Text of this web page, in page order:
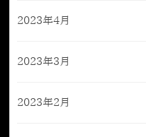
2023年4月
2023年3月
2023年2月